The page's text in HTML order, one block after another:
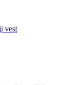
vest